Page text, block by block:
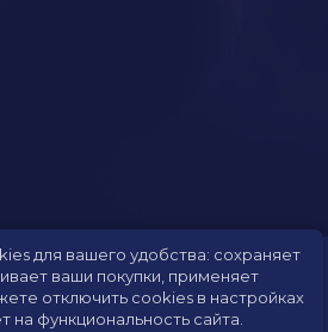
для вашего удобства: сохраняет
ваши покупки, применяет
отключить cookies в настройках
на функциональность сайта.